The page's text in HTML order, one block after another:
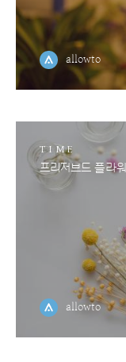
allowto
TIME
프리저브드 플라워
allowto